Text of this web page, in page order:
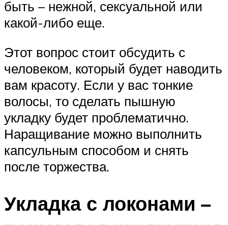
быть – нежной, сексуальной или
какой-либо еще.
Этот вопрос стоит обсудить с
человеком, который будет наводить
вам красоту. Если у вас тонкие
волосы, то сделать пышную
укладку будет проблематично.
Наращивание можно выполнить
капсульным способом и снять
после торжества.
Укладка с локонами –